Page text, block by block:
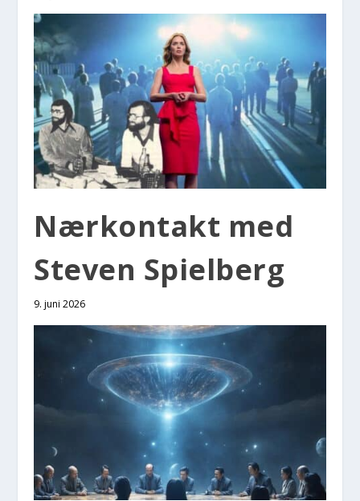
Nær­kon­takt med
Ste­ven Spi­el­berg
9. juni 2026